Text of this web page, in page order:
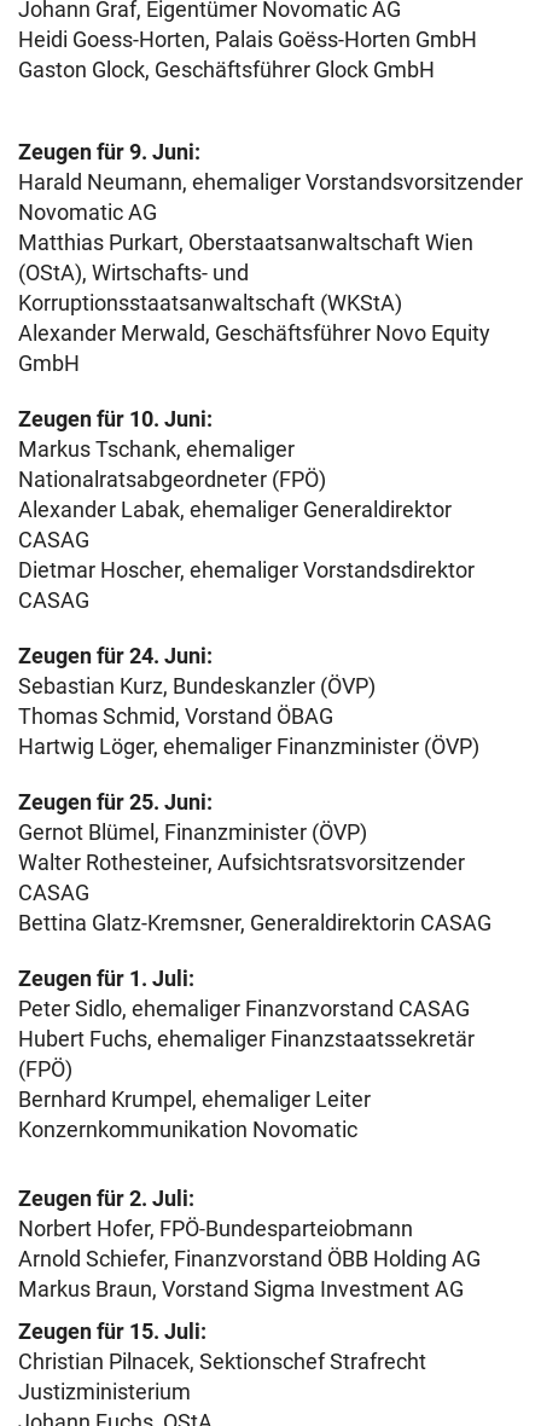
Johann Graf, Eigentümer Novomatic AG
Heidi Goess-Horten, Palais Goëss-Horten GmbH
Gaston Glock, Geschäftsführer Glock GmbH
Zeugen für 9. Juni:
Harald Neumann, ehemaliger Vorstandsvorsitzender
Novomatic AG
Matthias Purkart, Oberstaatsanwaltschaft Wien
(OStA), Wirtschafts- und
Korruptionsstaatsanwaltschaft (WKStA)
Alexander Merwald, Geschäftsführer Novo Equity
GmbH
Zeugen für 10. Juni:
Markus Tschank, ehemaliger
Nationalratsabgeordneter (FPÖ)
Alexander Labak, ehemaliger Generaldirektor
CASAG
Dietmar Hoscher, ehemaliger Vorstandsdirektor
CASAG
Zeugen für 24. Juni:
Sebastian Kurz, Bundeskanzler (ÖVP)
Thomas Schmid, Vorstand ÖBAG
Hartwig Löger, ehemaliger Finanzminister (ÖVP)
Zeugen für 25. Juni:
Gernot Blümel, Finanzminister (ÖVP)
Walter Rothesteiner, Aufsichtsratsvorsitzender
CASAG
Bettina Glatz-Kremsner, Generaldirektorin CASAG
Zeugen für 1. Juli:
Peter Sidlo, ehemaliger Finanzvorstand CASAG
Hubert Fuchs, ehemaliger Finanzstaatssekretär
(FPÖ)
Bernhard Krumpel, ehemaliger Leiter
Konzernkommunikation Novomatic
Zeugen für 2. Juli:
Norbert Hofer, FPÖ-Bundesparteiobmann
Arnold Schiefer, Finanzvorstand ÖBB Holding AG
Markus Braun, Vorstand Sigma Investment AG
Zeugen für 15. Juli:
Christian Pilnacek, Sektionschef Strafrecht
Justizministerium